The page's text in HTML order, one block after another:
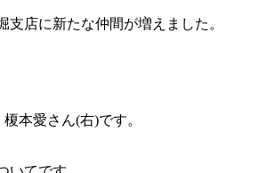
支店に新たな仲間が増えました。
本愛さん(右)です。